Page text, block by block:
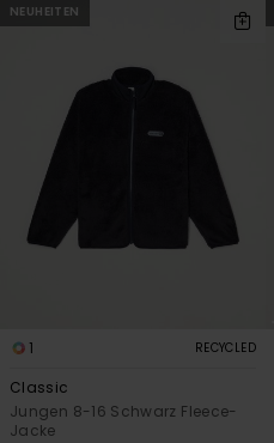
NEUHEITEN
1 RECYCLED
Classic
Jungen 8-16 Schwarz Fleece-
Jacke